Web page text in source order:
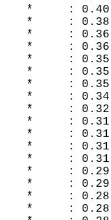
*     :
*     :
*     :
*     :
*     :
*     :
*     :
*     :
*     :
SSE    *     :
*     :
*     :
*     :
*     :
*     :
ENE    *     :
*     :